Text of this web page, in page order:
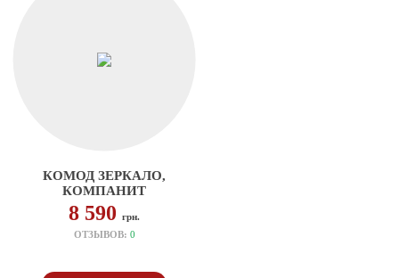
КОМОД ЗЕРКАЛО,
КОМПАНИТ
8 590грн.
ОТЗЫВОВ: 0